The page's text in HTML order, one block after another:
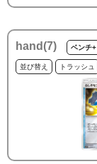
hand(7) ベンチ+
並び替え トラッシュ